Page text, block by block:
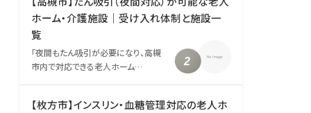
ホーム・介護施設｜受け入れ体制と施設一
覧
「夜間もたん吸引が必要になり、高槻
市内で対応できる老人ホーム…
【枚方市】インスリン・血糖管理対応の老人ホ